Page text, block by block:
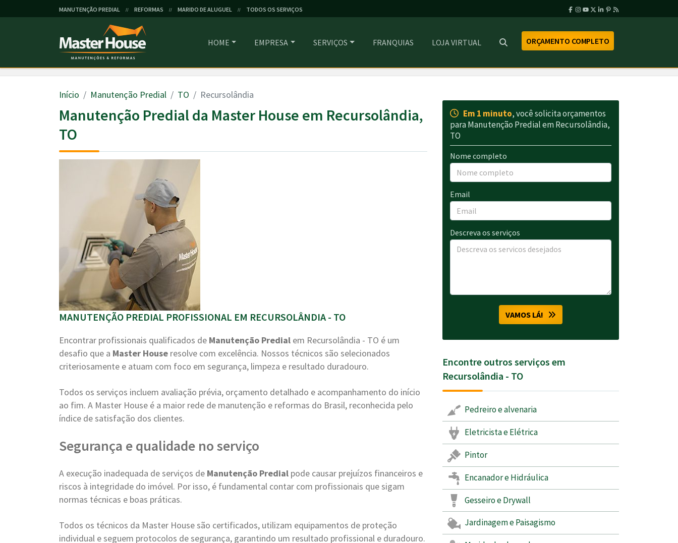
MANUTENÇÃO PREDIAL // REFORMAS // MARIDO DE ALUGUEL // TODOS OS SERVIÇOS
HOME EMPRESA SERVIÇOS FRANQUIAS LOJA VIRTUAL ORÇAMENTO COMPLETO
Início Manutenção Predial TO Recursolândia
Manutenção Predial da Master House em Recursolândia,
TO
MANUTENÇÃO PREDIAL PROFISSIONAL EM RECURSOLÂNDIA - TO
Encontrar profissionais qualificados de Manutenção Predial em Recursolândia - TO é um
desafio que a Master House resolve com excelência. Nossos técnicos são selecionados
criteriosamente e atuam com foco em segurança, limpeza e resultado duradouro.
Todos os serviços incluem avaliação prévia, orçamento detalhado e acompanhamento do início
ao fim. A Master House é a maior rede de manutenção e reformas do Brasil, reconhecida pelo
índice de satisfação dos clientes.
Segurança e qualidade no serviço
A execução inadequada de serviços de Manutenção Predial pode causar prejuízos financeiros e
riscos à integridade do imóvel. Por isso, é fundamental contar com profissionais que sigam
normas técnicas e boas práticas.
Todos os técnicos da Master House são certificados, utilizam equipamentos de proteção
individual e seguem protocolos de segurança, garantindo um resultado profissional e duradouro.
Em 1 minuto, você solicita orçamentos
para Manutenção Predial em Recursolândia,
TO
Nome completo
Email
Descreva os serviços
VAMOS LÁ!
Encontre outros serviços em
Recursolândia - TO
Pedreiro e alvenaria
Eletricista e Elétrica
Pintor
Encanador e Hidráulica
Gesseiro e Drywall
Jardinagem e Paisagismo